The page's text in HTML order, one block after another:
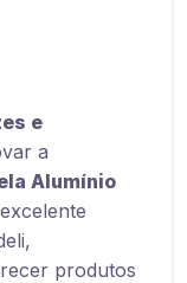
e
a
Alumínio
produtos